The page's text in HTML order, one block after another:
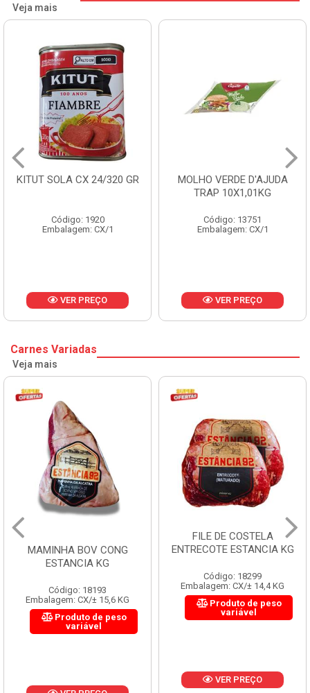
Veja mais
GR
MOLHO VERDE D'AJUDA
Código: 13751
Embalagem: CX/1
VER PREÇO
FRUTAS
CX 10KG
Código: 1785
Embalagem: KG/10
VER PREÇO
Carnes Variadas
Veja mais
MAMINHA BOV CONG
ESTANCIA KG
Código: 18193
Embalagem: CX/± 15,6 KG
Produto de peso
variável
FILE DE COSTELA
ENTRECOTE ESTANCIA KG
Código: 18299
Embalagem: CX/± 14,4 KG
Produto de peso
variável
VER PREÇO